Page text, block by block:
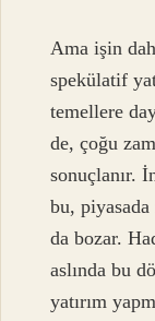
Ama işin
spekülatif
temellere
de, çoğu
sonuçlanır.
bu, piyasada
da bozar.
aslında bu
yatırım